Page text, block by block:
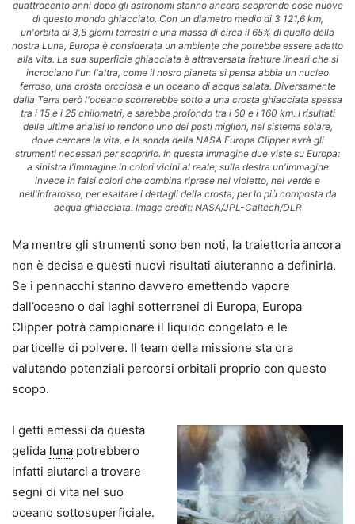
quattrocento anni dopo gli astronomi stanno ancora scoprendo cose nuove
di questo mondo ghiacciato. Con un diametro medio di 3 121,6 km,
un'orbita di 3,5 giorni terrestri e una massa di circa il 65% di quello della
nostra Luna, Europa è considerata un ambiente che potrebbe essere adatto
alla vita. La sua superficie ghiacciata è attraversata fratture lineari che si
incrociano l'un l'altra, come il nosro pianeta si pensa abbia un nucleo
ferroso, una crosta orcciosa e un oceano di acqua salata. Diversamente
dalla Terra però l'oceano scorrerebbe sotto a una crosta ghiacciata spessa
tra i 15 e i 25 chilometri, e sarebbe profondo tra i 60 e i 160 km. I risultati
delle ultime analisi lo rendono uno dei posti migliori, nel sistema solare,
dove cercare la vita, e la sonda della NASA Europa Clipper avrà gli
strumenti necessari per scoprirlo. In questa immagine due viste su Europa:
a sinistra l'immagine in colori vicini al reale, sulla destra un'immagine
invece in falsi colori che combina riprese nel violetto, nel verde e
nell'infrarosso, per esaltare i dettagli della crosta, per lo più composta da
acqua ghiacciata. Image credit: NASA/JPL-Caltech/DLR
Ma mentre gli strumenti sono ben noti, la traiettoria ancora
non è decisa e questi nuovi risultati aiuteranno a definirla.
Se i pennacchi stanno davvero emettendo vapore
dall’oceano o dai laghi sotterranei di Europa, Europa
Clipper potrà campionare il liquido congelato e le
particelle di polvere. Il team della missione sta ora
valutando potenziali percorsi orbitali proprio con questo
scopo.
I getti emessi da questa
gelida luna potrebbero
infatti aiutarci a trovare
segni di vita nel suo
oceano sottosuperficiale.